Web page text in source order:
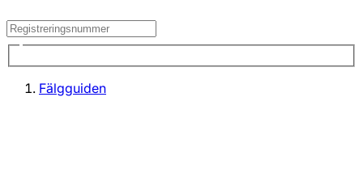
Fälgguiden